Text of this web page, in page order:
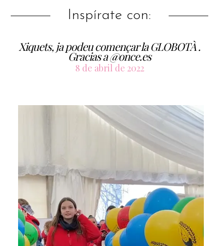
Inspírate con:
Xiquets, ja podeu començar la GLOBOTÀ .
Gracias a @once.es
8 de abril de 2022